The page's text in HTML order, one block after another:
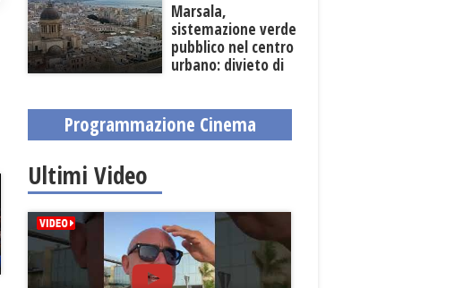
Marsala,
sistemazione verde
pubblico nel centro
urbano: divieto di
Programmazione Cinema
Ultimi Video